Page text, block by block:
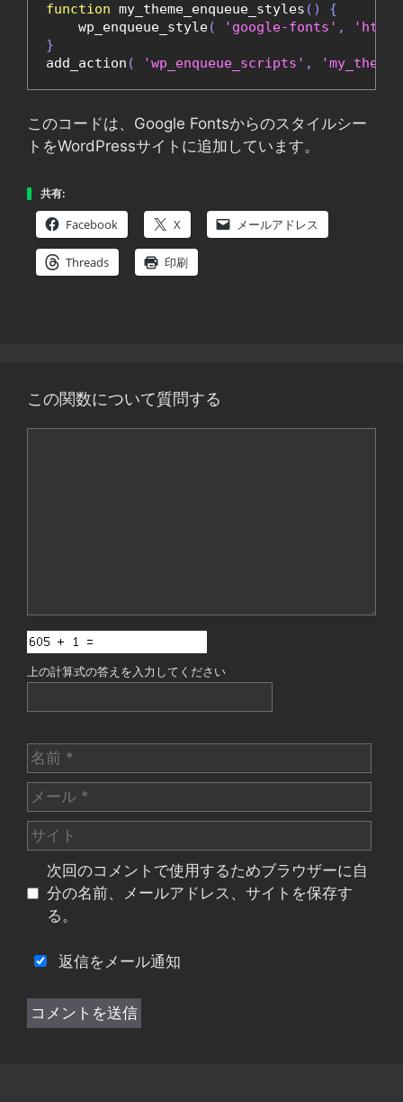
function my_theme_enqueue_styles ()
{
    wp_enqueue_style
( 'google-fonts' ,
}
add_action ( 'wp_enqueue_scripts' ,
このコードは、Google Fontsからのスタイルシー
トをWordPressサイトに追加しています。
共有:
Facebook X メールアドレス
Threads 印刷
この関数について質問する
上の計算式の答えを入力してください
名
前
メ
ー
ル
サ
イ
次回のコメントで使用するためブラウザーに自
分の名前、メールアドレス、サイトを保存す
る。
返信をメール通知